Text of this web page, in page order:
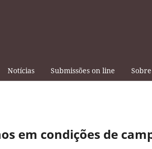
Notícias Submissões on line Sobre
em condições de